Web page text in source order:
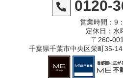
0120-
営業時間：9
定休日：水
〒260-
千葉県千葉市中央区栄町35-